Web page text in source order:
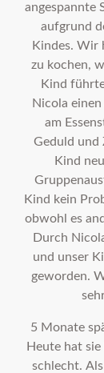
angespannte
aufgrund
Kindes. Wir
zu kochen,
Kind
Nicola
am
Geduld und
Kind
Kind kein
obwohl es
Durch
und unser
geworden.
5 Monate
Heute hat
schlecht.